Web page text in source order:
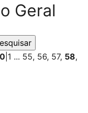
Geral
1 ... 55, 56, 57, 58,